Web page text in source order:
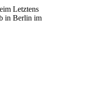
Letztens
in Berlin im